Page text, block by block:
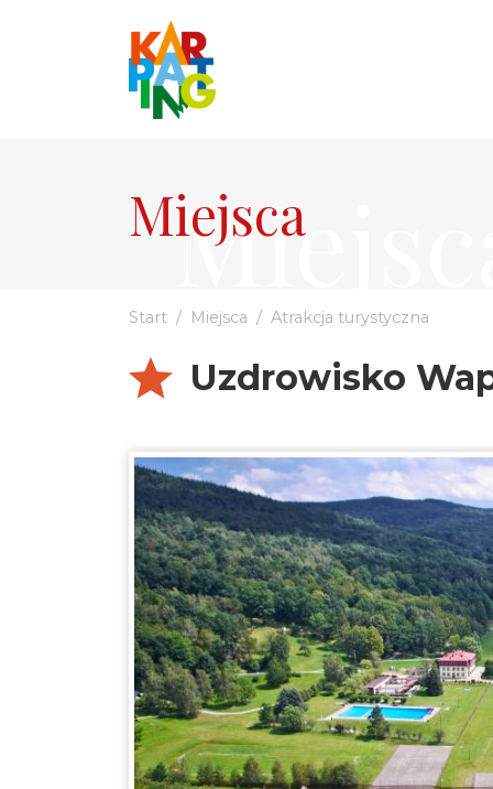
Miejsca
Start Miejsca Atrakcja turystyczna
Uzdrowisko